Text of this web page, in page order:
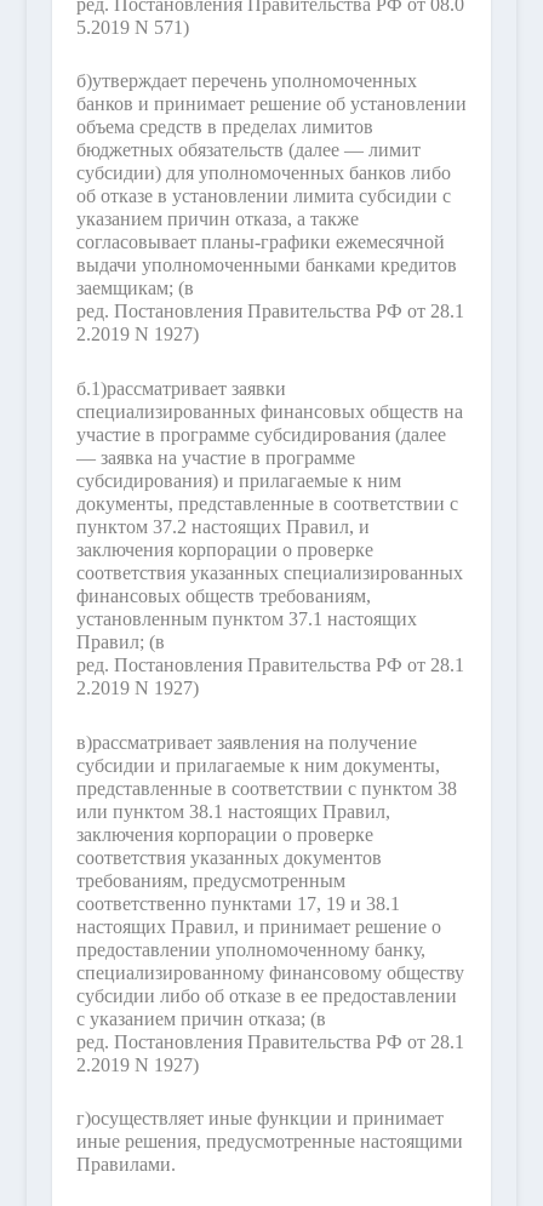
5.2019 N 571)
б)утверждает перечень уполномоченных
банков и принимает решение об установлении
объема средств в пределах лимитов
бюджетных обязательств (далее — лимит
субсидии) для уполномоченных банков либо
об отказе в установлении лимита субсидии с
указанием причин отказа, а также
согласовывает планы-графики ежемесячной
выдачи уполномоченными банками кредитов
заемщикам; (в
ред. Постановления Правительства РФ от 28.1
2.2019 N 1927)
б.1)рассматривает заявки
специализированных финансовых обществ на
участие в программе субсидирования (далее
— заявка на участие в программе
субсидирования) и прилагаемые к ним
документы, представленные в соответствии с
пунктом 37.2 настоящих Правил, и
заключения корпорации о проверке
соответствия указанных специализированных
финансовых обществ требованиям,
установленным пунктом 37.1 настоящих
Правил; (в
ред. Постановления Правительства РФ от 28.1
2.2019 N 1927)
в)рассматривает заявления на получение
субсидии и прилагаемые к ним документы,
представленные в соответствии с пунктом 38
или пунктом 38.1 настоящих Правил,
заключения корпорации о проверке
соответствия указанных документов
требованиям, предусмотренным
соответственно пунктами 17, 19 и 38.1
настоящих Правил, и принимает решение о
предоставлении уполномоченному банку,
специализированному финансовому обществу
субсидии либо об отказе в ее предоставлении
с указанием причин отказа; (в
ред. Постановления Правительства РФ от 28.1
2.2019 N 1927)
г)осуществляет иные функции и принимает
иные решения, предусмотренные настоящими
Правилами.